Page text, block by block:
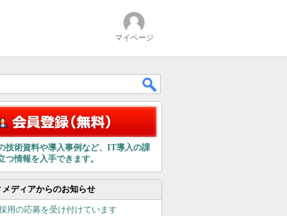
マイページ
技術資料や導入事例など、IT導入の課
つ情報を入手できます。
メディアからのお知らせ
用の応募を受け付けています